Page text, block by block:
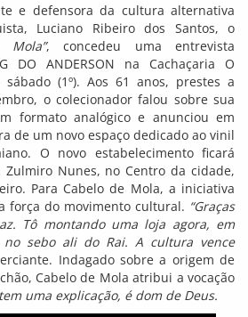
e defensora da cultura alternativa
Luciano Ribeiro dos Santos, o
, concedeu uma entrevista
DO ANDERSON na Cachaçaria O
(1º). Aos 61 anos, prestes a
o colecionador falou sobre sua
formato analógico e anunciou em
de um novo espaço dedicado ao vinil
O novo estabelecimento ficará
Zulmiro Nunes, no Centro da cidade,
Para Cabelo de Mola, a iniciativa
força do movimento cultural. “Graças
Tô montando uma loja agora, em
no sebo ali do Rai. A cultura vence
Indagado sobre a origem de
Cabelo de Mola atribui a vocação
uma explicação, é dom de Deus.